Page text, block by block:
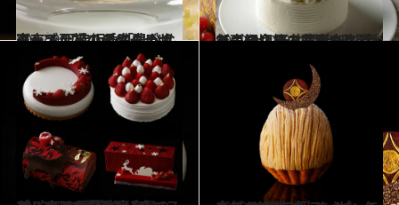
2022.9.27
東京で至福の皿盛りデザート！ 【赤坂】「リベルターブル」で 香り豊かなアシェット・デセール
グルメ 2022.9.17
【ホテル椿山荘東京】 今年のクリスマスケーキ3種をご紹介 予約開始2時間で売り切れる逸品も！
グルメ